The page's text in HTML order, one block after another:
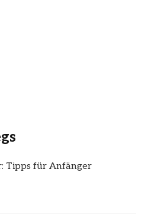
Tipps für Anfänger